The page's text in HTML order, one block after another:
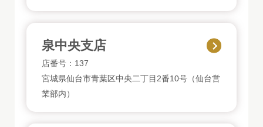
泉中央支店
店番号：137
宮城県仙台市青葉区中央二丁目2番10号（仙台営
業部内）